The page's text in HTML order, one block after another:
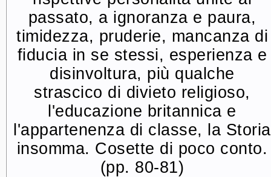
passato, a ignoranza e paura,
timidezza, pruderie, mancanza di
fiducia in se stessi, esperienza e
disinvoltura, più qualche
strascico di divieto religioso,
l'educazione britannica e
l'appartenenza di classe, la Storia
insomma. Cosette di poco conto.
(pp. 80-81)